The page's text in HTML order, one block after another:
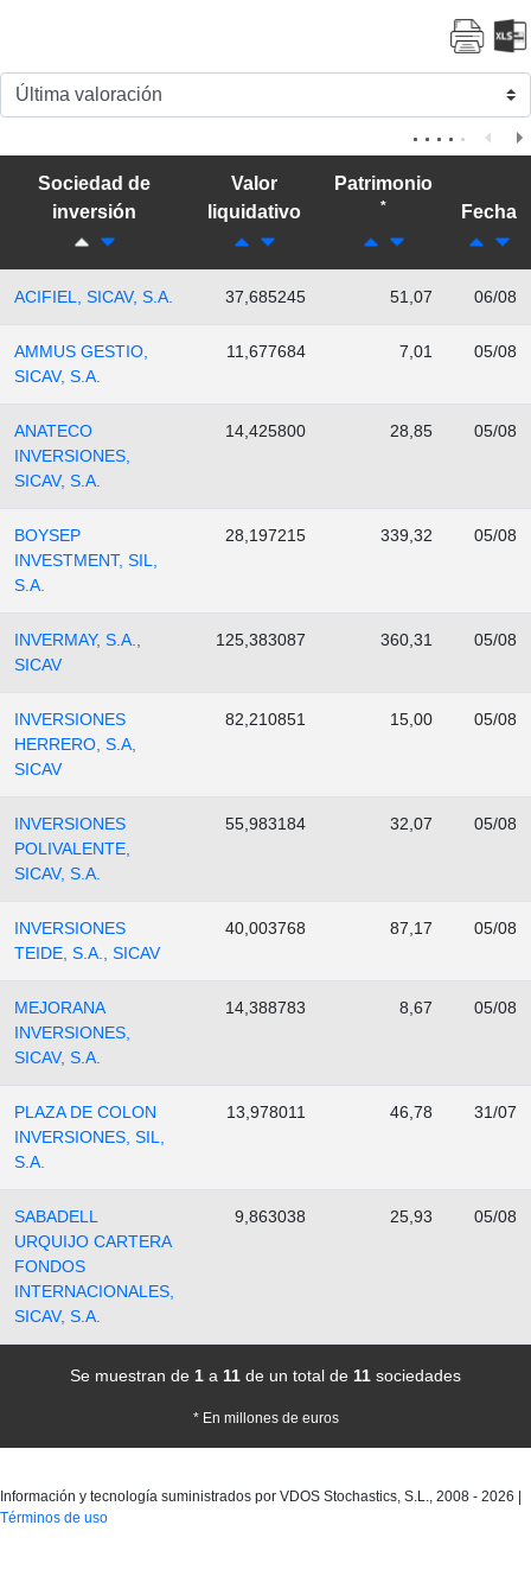
Sociedad de
inversión
Valor
liquidativo
Patrimonio
* Fecha
Se muestran de 1 a 11 de un total de 11 sociedades
* En millones de euros
ACIFIEL, SICAV, S.A. 37,685245 51,07 06/08
AMMUS GESTIO,
SICAV, S.A.
11,677684 7,01 05/08
ANATECO
INVERSIONES,
SICAV, S.A.
14,425800 28,85 05/08
BOYSEP
INVESTMENT, SIL,
S.A.
28,197215 339,32 05/08
INVERMAY, S.A.,
SICAV
125,383087 360,31 05/08
INVERSIONES
HERRERO, S.A,
SICAV
82,210851 15,00 05/08
INVERSIONES
POLIVALENTE,
SICAV, S.A.
55,983184 32,07 05/08
INVERSIONES
TEIDE, S.A., SICAV
40,003768 87,17 05/08
MEJORANA
INVERSIONES,
SICAV, S.A.
14,388783 8,67 05/08
PLAZA DE COLON
INVERSIONES, SIL,
S.A.
13,978011 46,78 31/07
SABADELL
URQUIJO CARTERA
FONDOS
INTERNACIONALES,
SICAV, S.A.
9,863038 25,93 05/08
Información y tecnología suministrados por VDOS Stochastics, S.L., 2008 - 2026 |
Términos de uso